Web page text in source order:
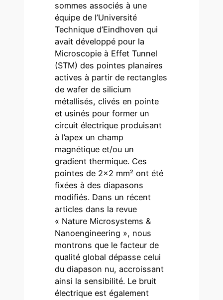
sommes associés à une
équipe de l’Université
Technique d’Eindhoven qui
avait développé pour la
Microscopie à Effet Tunnel
(STM) des pointes planaires
actives à partir de rectangles
de wafer de silicium
métallisés, clivés en pointe
et usinés pour former un
circuit électrique produisant
à l’apex un champ
magnétique et/ou un
gradient thermique. Ces
pointes de 2×2 mm² ont été
fixées à des diapasons
modifiés. Dans un récent
articles dans la revue
« Nature Microsystems &
Nanoengineering », nous
montrons que le facteur de
qualité global dépasse celui
du diapason nu, accroissant
ainsi la sensibilité. Le bruit
électrique est également